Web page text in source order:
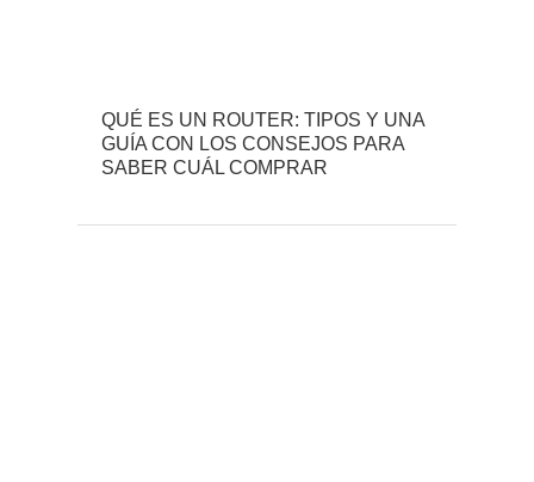
QUÉ ES UN ROUTER: TIPOS Y UNA
GUÍA CON LOS CONSEJOS PARA
SABER CUÁL COMPRAR